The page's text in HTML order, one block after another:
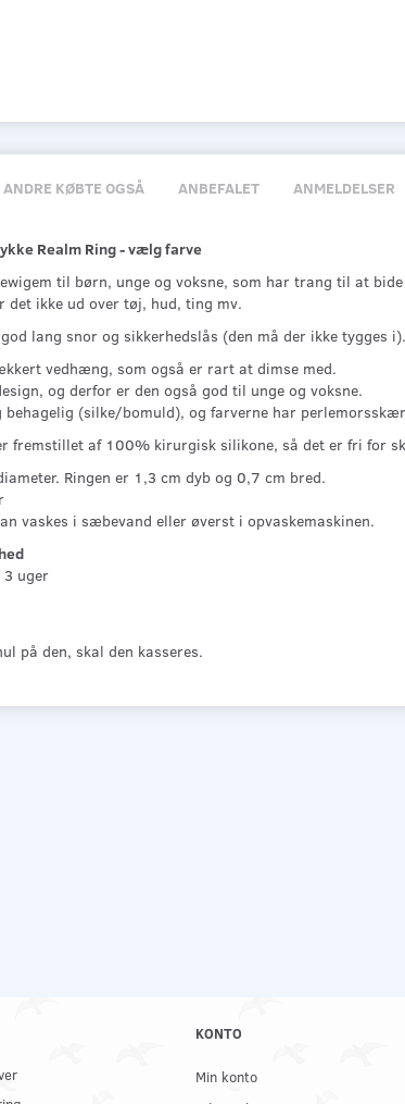
ANDRE KØBTE OGSÅ ANBEFALET ANMELDELSER
Realm Ring - vælg farve
til børn, unge og voksne, som har trang til at
det ikke ud over tøj, hud, ting mv.
lang snor og sikkerhedslås (den må der ikke tygges i).
vedhæng, som også er rart at dimse med.
og derfor er den også god til unge og voksne.
behagelig (silke/bomuld), og farverne har
fremstillet af 100% kirurgisk silikone, så det er fri for
Ringen er 1,3 cm dyb og 0,7 cm bred.
vaskes i sæbevand eller øverst i opvaskemaskinen.
uger
på den, skal den kasseres.
KONTO
Min konto